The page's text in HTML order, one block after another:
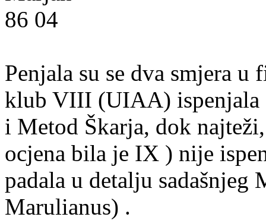
Penjala su se dva smjera
klub VIII (UIAA) ispenjala
i Metod Škarja, dok
ocjena bila je IX ) nije
padala u detalju
Marulianus) .